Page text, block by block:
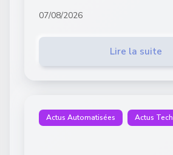
07/08/2026
Lire la suite
Actus Automatisées Actus Tech